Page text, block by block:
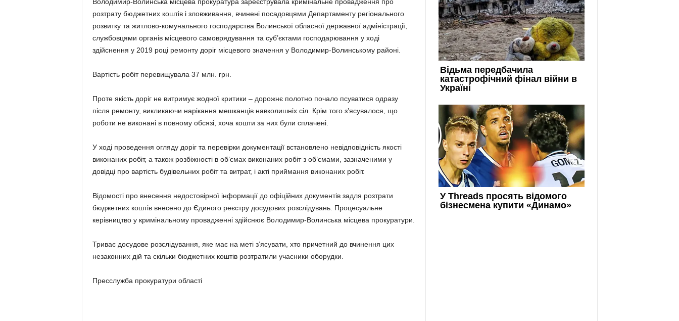
розтрату бюджетних коштів і зловживання, вчинені посадовцями Департаменту регіонального
розвитку та житлово-комунального господарства Волинської обласної державної адміністрації,
службовцями органів місцевого самоврядування та суб’єктами господарювання у ході
здійснення у 2019 році ремонту доріг місцевого значення у Володимир-Волинському районі.
Вартість робіт перевищувала 37 млн. грн.
Проте якість доріг не витримує жодної критики – дорожнє полотно почало псуватися одразу
після ремонту, викликаючи нарікання мешканців навколишніх сіл. Крім того з’ясувалося, що
роботи не виконані в повному обсязі, хоча кошти за них були сплачені.
У ході проведення огляду доріг та перевірки документації встановлено невідповідність якості
виконаних робіт, а також розбіжності в об’ємах виконаних робіт з об’ємами, зазначеними у
довідці про вартість будівельних робіт та витрат, і акті приймання виконаних робіт.
Відомості про внесення недостовірної інформації до офіційних документів задля розтрати
бюджетних коштів внесено до Єдиного реєстру досудових розслідувань. Процесуальне
керівництво у кримінальному провадженні здійснює Володимир-Волинська місцева прокуратури.
Триває досудове розслідування, яке має на меті з’ясувати, хто причетний до вчинення цих
незаконних дій та скільки бюджетних коштів розтратили учасники оборудки.
Пресслужба прокуратури області